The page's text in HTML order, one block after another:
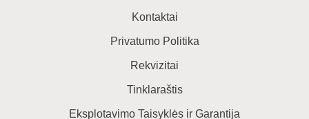
Kontaktai
Privatumo Politika
Rekvizitai
Tinklaraštis
Eksplotavimo Taisyklės ir Garantija